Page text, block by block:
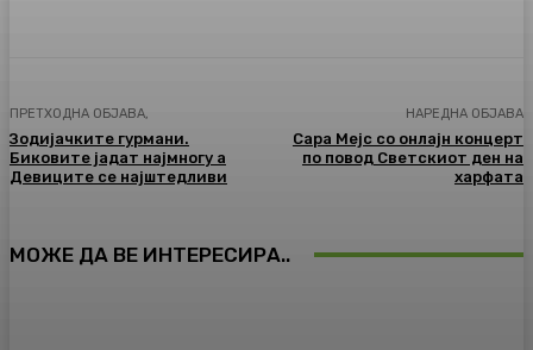
ПРЕТХОДНА ОБЈАВА,
Зодијачките гурмани.
Биковите јадат најмногу а
Девиците се најштедливи
НАРЕДНА ОБЈАВА
Сара Мејс со онлајн концерт
по повод Светскиот ден на
харфата
МОЖЕ ДА ВЕ ИНТЕРЕСИРА..